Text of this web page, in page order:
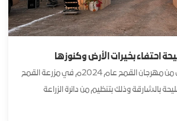
احتفاء بخيرات الأرض وكنوزها
انطلقت النسخة الأولى من مهرجان القمح عام 2024م في مزرعة القمح
بالشارقة وذلك بتنظيم من دائرة الزراعة
المهرجان منصّةً سنوية للاحتفاء بموسم حصاد